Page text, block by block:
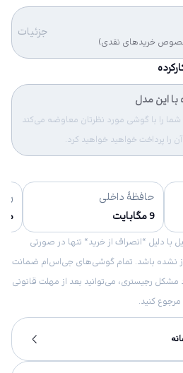
خریدهای نقدی)
جزئیات
این مدل
را با گوشی مورد نظرتان معاوضه می‌کند
را پرداخت خواهید خواهید کرد.
حافظهٔ داخلی
9 مگابایت
با دلیل “انصراف از خرید“ تنها در صورتی
نشده باشد. تمام گوشی‌های جی‌اس‌ام ضمانت
رجیستری، می‌توانید بعد از مهلت قانونی